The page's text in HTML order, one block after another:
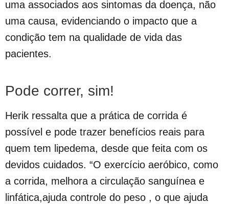
uma associados aos sintomas da doença, não
uma causa, evidenciando o impacto que a
condição tem na qualidade de vida das
pacientes.
Pode correr, sim!
Herik ressalta que a prática de corrida é
possível e pode trazer benefícios reais para
quem tem lipedema, desde que feita com os
devidos cuidados. “O exercício aeróbico, como
a corrida, melhora a circulação sanguínea e
linfática,ajuda controle do peso , o que ajuda